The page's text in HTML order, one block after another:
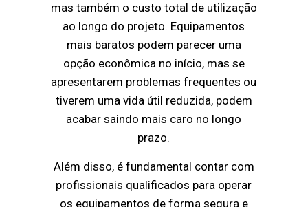
mas também o custo total de utilização
ao longo do projeto. Equipamentos
mais baratos podem parecer uma
opção econômica no início, mas se
apresentarem problemas frequentes ou
tiverem uma vida útil reduzida, podem
acabar saindo mais caro no longo
prazo.
Além disso, é fundamental contar com
profissionais qualificados para operar
os equipamentos de forma segura e